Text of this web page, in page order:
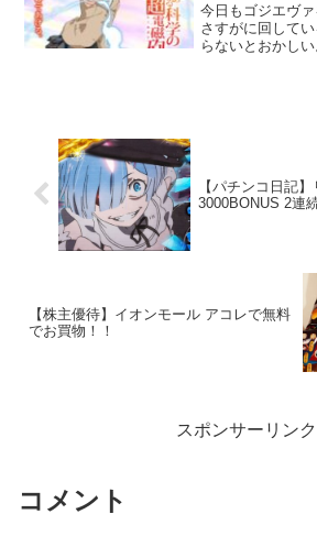
今日もゴジエヴァ
さすがに回して
らないとおかし
【パチンコ日記
3000BONUS 2連
【株主優待】イオンモール アコレで無料
でお買物！！
スポンサーリンク
コメント